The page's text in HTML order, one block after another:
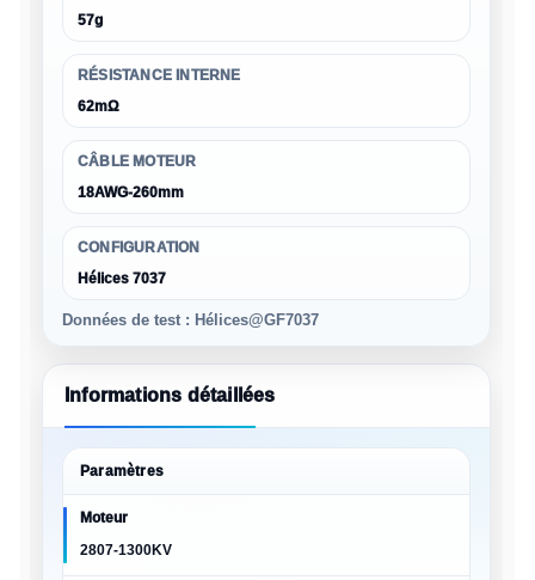
57g
RÉSISTANCE INTERNE
62mΩ
CÂBLE MOTEUR
18AWG-260mm
CONFIGURATION
Hélices 7037
Données de test : Hélices@GF7037
Informations détaillées
Paramètres
Moteur
2807-1300KV